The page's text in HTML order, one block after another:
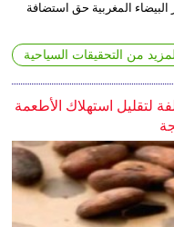
المغربية حق استضافة
المزيد من التحقيقات السياحية
لتقليل استهلاك الأطعمة